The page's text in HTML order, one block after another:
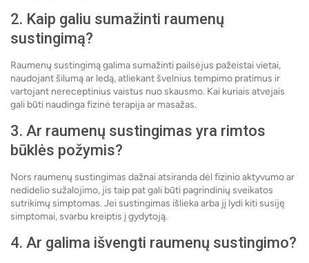
2. Kaip galiu sumažinti raumenų
sustingimą?
Raumenų sustingimą galima sumažinti pailsėjus pažeistai vietai,
naudojant šilumą ar ledą, atliekant švelnius tempimo pratimus ir
vartojant nereceptinius vaistus nuo skausmo. Kai kuriais atvejais
gali būti naudinga fizinė terapija ar masažas.
3. Ar raumenų sustingimas yra rimtos
būklės požymis?
Nors raumenų sustingimas dažnai atsiranda dėl fizinio aktyvumo ar
nedidelio sužalojimo, jis taip pat gali būti pagrindinių sveikatos
sutrikimų simptomas. Jei sustingimas išlieka arba jį lydi kiti susiję
simptomai, svarbu kreiptis į gydytoją.
4. Ar galima išvengti raumenų sustingimo?